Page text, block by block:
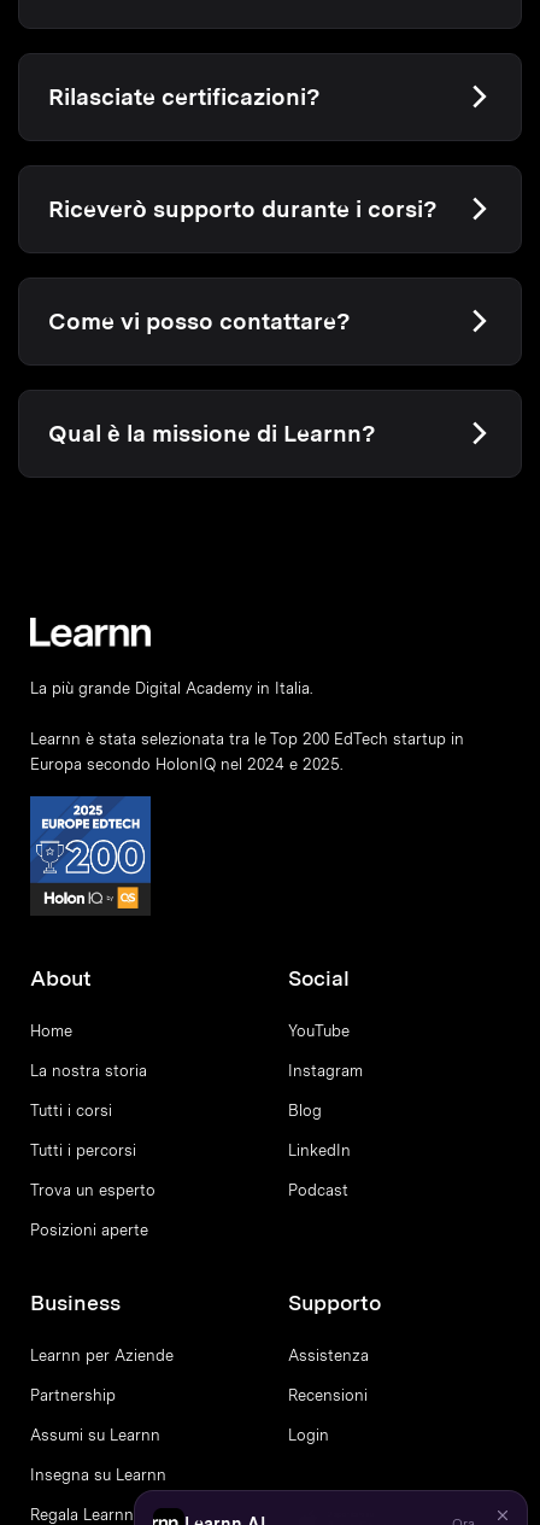
Rilasciate certificazioni?
Riceverò supporto durante i corsi?
Come vi posso contattare?
Qual è la missione di Learnn?
La più grande Digital Academy in Italia.
Learnn è stata selezionata tra le Top 200 EdTech startup in
Europa secondo HolonIQ nel 2024 e 2025.
About
Home
La nostra storia
Tutti i corsi
Tutti i percorsi
Trova un esperto
Posizioni aperte
Social
YouTube
Instagram
Blog
LinkedIn
Podcast
Business
Learnn per Aziende
Partnership
Assumi su Learnn
Insegna su Learnn
Regala Learnn
Supporto
Assistenza
Recensioni
Login